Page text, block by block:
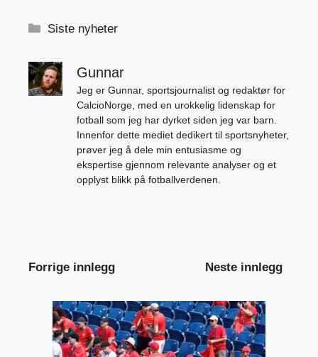
Kategorier
Siste nyheter
Gunnar
Jeg er Gunnar, sportsjournalist og redaktør for
CalcioNorge, med en urokkelig lidenskap for
fotball som jeg har dyrket siden jeg var barn.
Innenfor dette mediet dedikert til sportsnyheter,
prøver jeg å dele min entusiasme og
ekspertise gjennom relevante analyser og et
opplyst blikk på fotballverdenen.
Forrige innlegg Neste innlegg